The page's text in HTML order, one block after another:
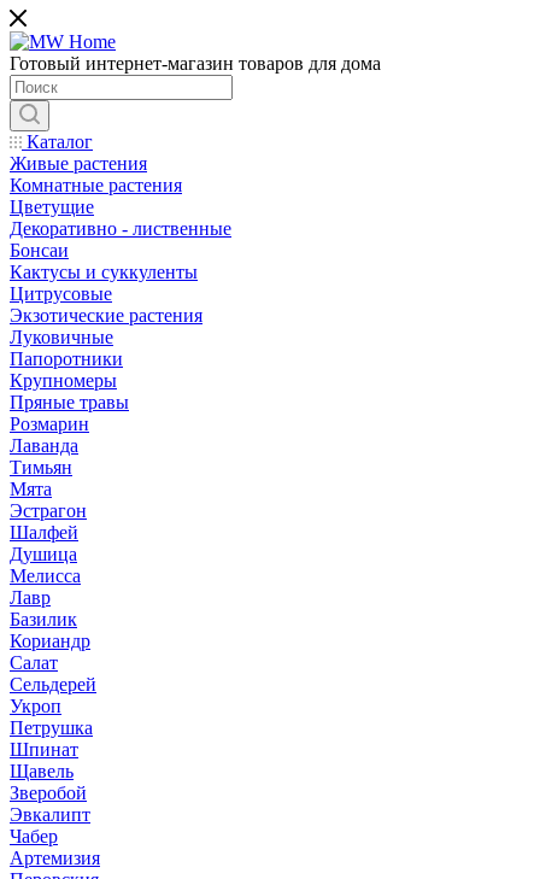
Готовый интернет-магазин товаров для дома
Каталог
Живые растения
Комнатные растения
Цветущие
Декоративно - лиственные
Бонсаи
Кактусы и суккуленты
Цитрусовые
Экзотические растения
Луковичные
Папоротники
Крупномеры
Пряные травы
Розмарин
Лаванда
Тимьян
Мята
Эстрагон
Шалфей
Душица
Мелисса
Лавр
Базилик
Кориандр
Салат
Сельдерей
Укроп
Петрушка
Шпинат
Щавель
Зверобой
Эвкалипт
Чабер
Артемизия